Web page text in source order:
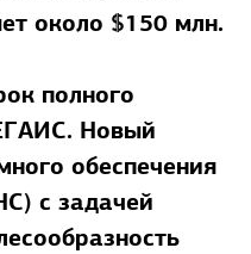
около $150 млн.
полного
Новый
обеспечения
с задачей